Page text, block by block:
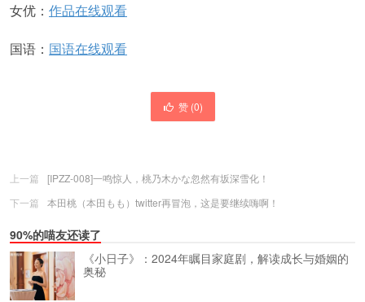
女优： 作品在线观看
国语： 国语在线观看
赞 (0)
上一篇
[IPZZ-008]一鸣惊人，桃乃木かな忽然有坂深雪化！
下一篇
本田桃（本田もも）twitter再冒泡，这是要继续嗨啊！
90%的喵友还读了
《小日子》：2024年瞩目家庭剧，解读成长与婚姻的
奥秘